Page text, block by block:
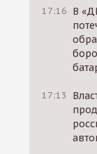
17:16 В
17:13